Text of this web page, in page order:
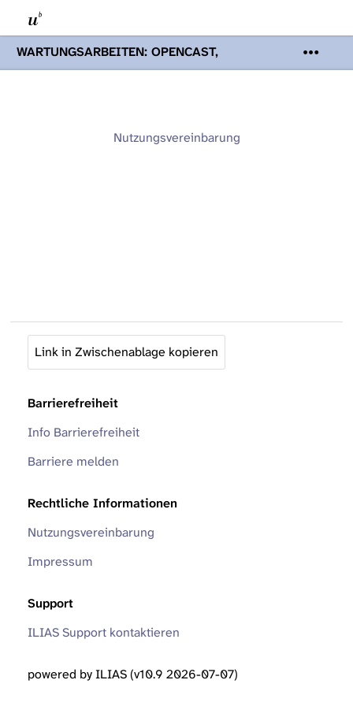
WARTUNGSARBEITEN: OPENCAST,
PODCASTS & TOBIRA
Mi 19. August
Opencast-Videos und Tobira nicht zur
Nutzungsvereinbarung
Link in Zwischenablage kopieren
Barrierefreiheit
Info Barrierefreiheit
Barriere melden
Rechtliche Informationen
Nutzungsvereinbarung
Impressum
Support
ILIAS Support kontaktieren
powered by ILIAS (v10.9 2026-07-07)